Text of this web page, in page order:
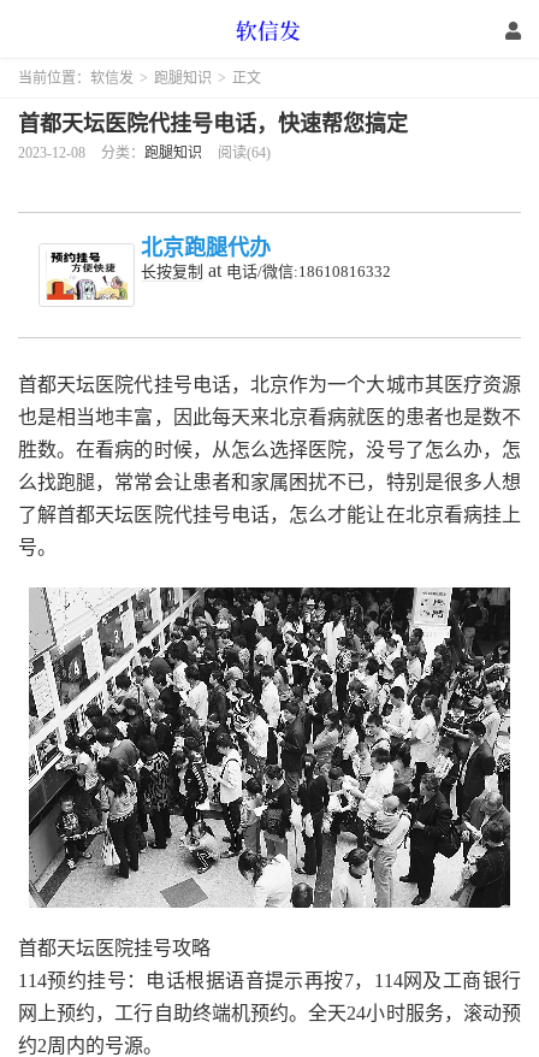
当前位置： 软信发 > 跑腿知识 > 正文
首都天坛医院代挂号电话，快速帮您搞定
2023-12-08 分类： 跑腿知识 阅读(64)
北京跑腿代办
长按复制 at 电话/微信:18610816332
首都天坛医院代挂号电话，北京作为一个大城市其医疗资源
也是相当地丰富，因此每天来北京看病就医的患者也是数不
胜数。在看病的时候，从怎么选择医院，没号了怎么办，怎
么找跑腿，常常会让患者和家属困扰不已，特别是很多人想
了解首都天坛医院代挂号电话，怎么才能让在北京看病挂上
号。
首都天坛医院挂号攻略
114预约挂号：电话根据语音提示再按7，114网及工商银行
网上预约，工行自助终端机预约。全天24小时服务，滚动预
约2周内的号源。